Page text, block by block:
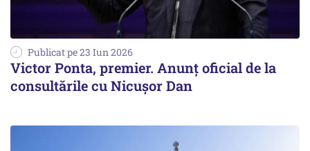
Publicat pe 23 Iun 2026
Victor Ponta, premier. Anunț oficial de la
consultările cu Nicușor Dan